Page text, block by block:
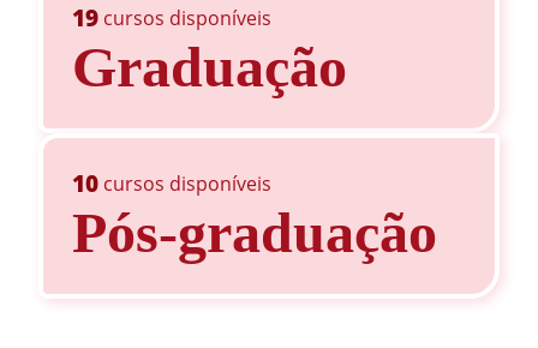
19 cursos disponíveis
Graduação
10 cursos disponíveis
Pós-graduação